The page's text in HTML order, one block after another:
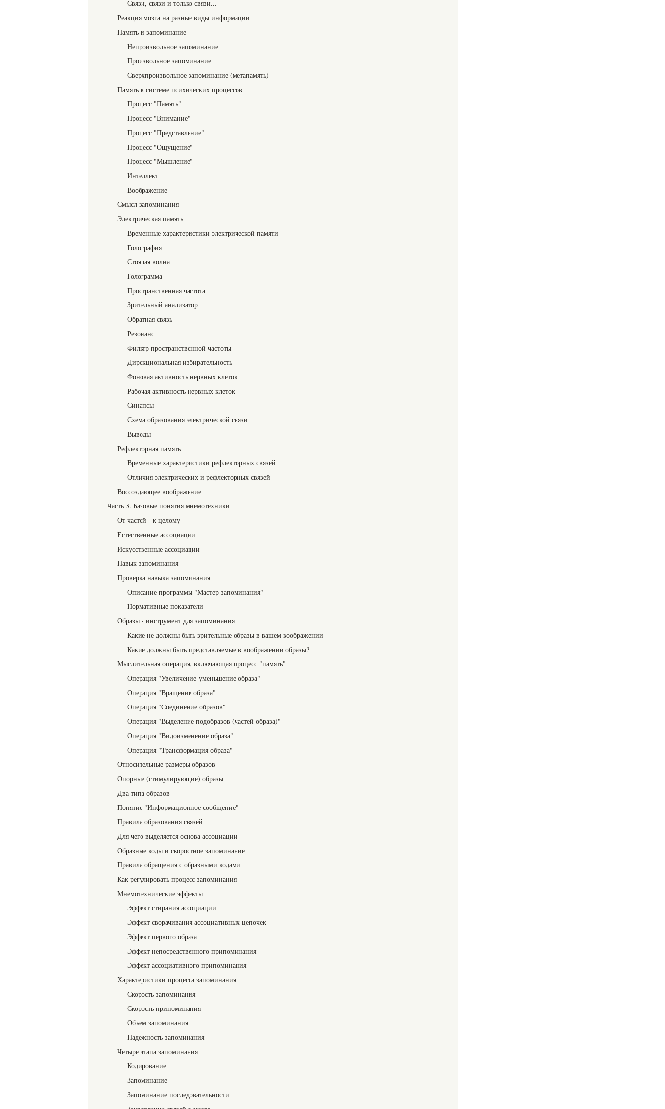
Связи, связи и только связи...
Реакция мозга на разные виды информации
Память и запоминание
Непроизвольное запоминание
Произвольное запоминание
Сверхпроизвольное запоминание (метапамять)
Память в системе психических процессов
Процесс "Память"
Процесс "Внимание"
Процесс "Представление"
Процесс "Ощущение"
Процесс "Мышление"
Интеллект
Воображение
Смысл запоминания
Электрическая память
Временные характеристики электрической памяти
Голография
Стоячая волна
Голограмма
Пространственная частота
Зрительный анализатор
Обратная связь
Резонанс
Фильтр пространственной частоты
Дирекциональная избирательность
Фоновая активность нервных клеток
Рабочая активность нервных клеток
Синапсы
Схема образования электрической связи
Выводы
Рефлекторная память
Временные характеристики рефлекторных связей
Отличия электрических и рефлекторных связей
Воссоздающее воображение
Часть 3. Базовые понятия мнемотехники
От частей - к целому
Естественные ассоциации
Искусственные ассоциации
Навык запоминания
Проверка навыка запоминания
Описание программы "Мастер запоминания"
Нормативные показатели
Образы - инструмент для запоминания
Какие не должны быть зрительные образы в вашем воображении
Какие должны быть представляемые в воображении образы?
Мыслительная операция, включающая процесс "память"
Операция "Увеличение-уменьшение образа"
Операция "Вращение образа"
Операция "Соединение образов"
Операция "Выделение подобразов (частей образа)"
Операция "Видоизменение образа"
Операция "Трансформация образа"
Относительные размеры образов
Опорные (стимулирующие) образы
Два типа образов
Понятие "Информационное сообщение"
Правила образования связей
Для чего выделяется основа ассоциации
Образные коды и скоростное запоминание
Правила обращения с образными кодами
Как регулировать процесс запоминания
Мнемотехнические эффекты
Эффект стирания ассоциации
Эффект сворачивания ассоциативных цепочек
Эффект первого образа
Эффект непосредственного припоминания
Эффект ассоциативного припоминания
Характеристики процесса запоминания
Скорость запоминания
Скорость припоминания
Объем запоминания
Надежность запоминания
Четыре этапа запоминания
Кодирование
Запоминание
Запоминание последовательности